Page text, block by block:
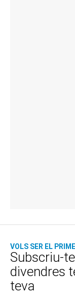
VOLS SER EL
Subscriu-
divendres
teva